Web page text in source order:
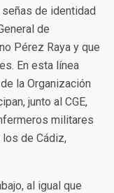
de identidad
de
Pérez Raya y que
En esta línea
la Organización
junto al CGE,
militares
de Cádiz,
al igual que